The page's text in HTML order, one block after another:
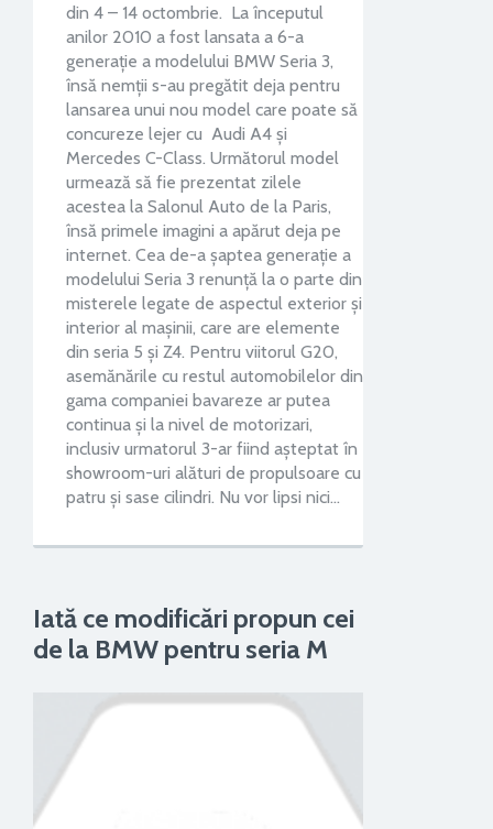
din 4 – 14 octombrie. La începutul
anilor 2010 a fost lansata a 6-a
generație a modelului BMW Seria 3,
însă nemții s-au pregătit deja pentru
lansarea unui nou model care poate să
concureze lejer cu Audi A4 și
Mercedes C-Class. Următorul model
urmează să fie prezentat zilele
acestea la Salonul Auto de la Paris,
însă primele imagini a apărut deja pe
internet. Cea de-a șaptea generație a
modelului Seria 3 renunță la o parte din
misterele legate de aspectul exterior și
interior al mașinii, care are elemente
din seria 5 și Z4. Pentru viitorul G20,
asemănările cu restul automobilelor din
gama companiei bavareze ar putea
continua și la nivel de motorizari,
inclusiv urmatorul 3-ar fiind așteptat în
showroom-uri alături de propulsoare cu
patru și sase cilindri. Nu vor lipsi nici…
Iată ce modificări propun cei
de la BMW pentru seria M